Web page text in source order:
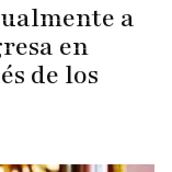
a
en
de los